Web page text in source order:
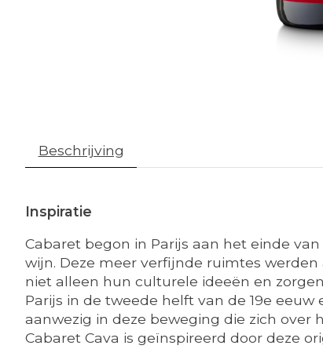
Beschrijving
Inspiratie
Cabaret begon in Parijs aan het einde
wijn. Deze meer verfijnde ruimtes
niet alleen hun culturele ideeën en
Parijs in de tweede helft van de 19e
aanwezig in deze beweging die zich
Cabaret Cava is geïnspireerd door deze